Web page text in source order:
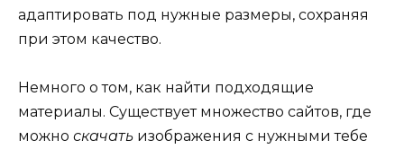
адаптировать под нужные размеры, сохраняя
при этом качество.
Немного о том, как найти подходящие
материалы. Существует множество сайтов, где
можно скачать изображения с нужными тебе